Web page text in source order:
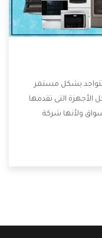
بشكل مستمر
الأجهزة التى تقدمها
ولأنها شركة
تسهل على